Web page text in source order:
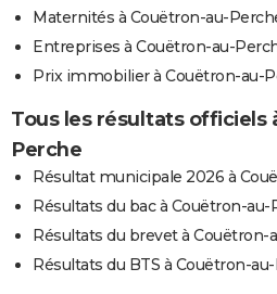
Maternités à Couëtron-au-
Entreprises à Couëtron-au-
Prix immobilier à Couëtron-au-
Tous les résultats officiels
Perche
Résultat municipale 2026 à
Résultats du bac à Couëtron-au-
Résultats du brevet à Couëtron-
Résultats du BTS à Couëtron-